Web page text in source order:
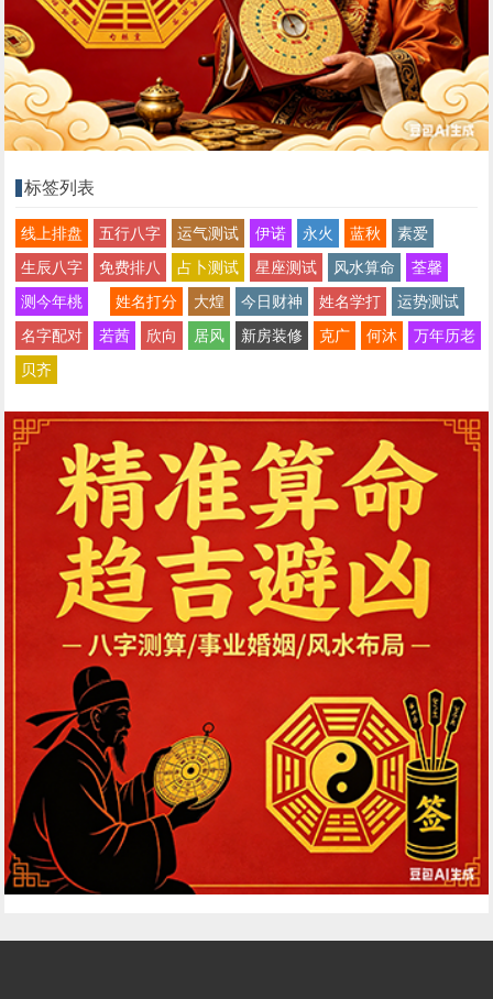
标签列表
线上排盘 五行八字 运气测试 伊诺 永火 蓝秋
素爱
生辰八字
免费排八 占卜测试 星座测试 风水算命
荃馨
测今年桃
姓名打分 大煌 今日财神 姓名学打
运势测试
名字配对
若茜 欣向 居风 新房装修 克广 何沐
万年历老
贝齐